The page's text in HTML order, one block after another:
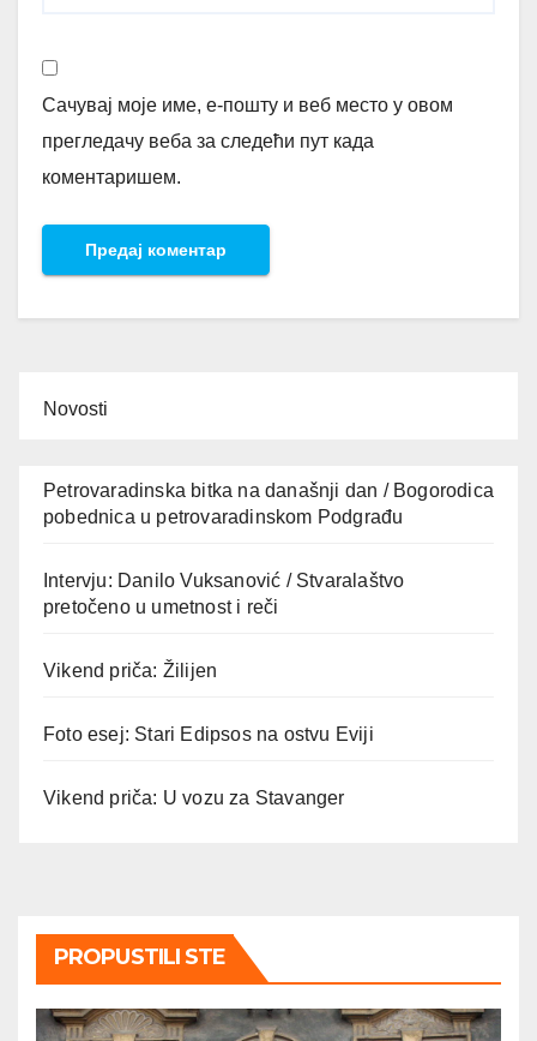
Сачувај моје име, е-пошту и веб место у овом
прегледачу веба за следећи пут када
коментаришем.
Novosti
Petrovaradinska bitka na današnji dan / Bogorodica
pobednica u petrovaradinskom Podgrađu
Intervju: Danilo Vuksanović / Stvaralaštvo
pretočeno u umetnost i reči
Vikend priča: Žilijen
Foto esej: Stari Edipsos na ostvu Eviji
Vikend priča: U vozu za Stavanger
PROPUSTILI STE